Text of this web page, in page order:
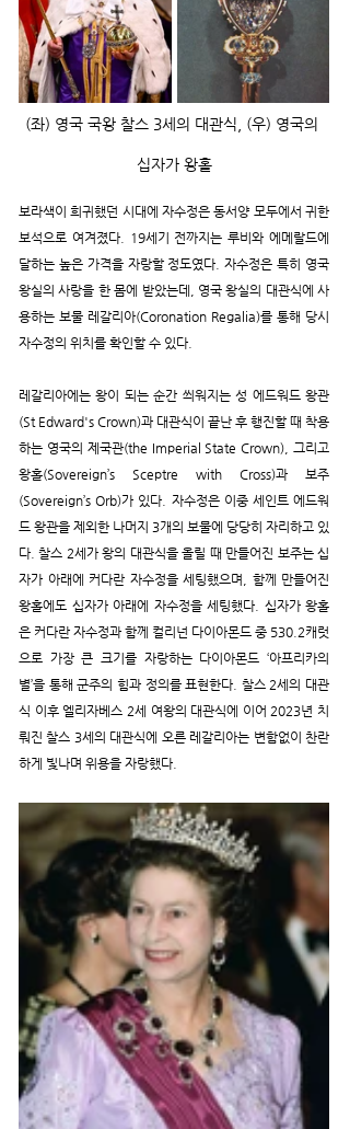
(좌) 영국 국왕 찰스 3세의 대관식, (우) 영국의
십자가 왕홀
보라색이 희귀했던 시대에 자수정은 동서양 모두에서 귀한
보석으로 여겨졌다. 19세기 전까지는 루비와 에메랄드에
달하는 높은 가격을 자랑할 정도였다. 자수정은 특히 영국
왕실의 사랑을 한 몸에 받았는데, 영국 왕실의 대관식에 사
용하는 보물 레갈리아(Coronation Regalia)를 통해 당시
자수정의 위치를 확인할 수 있다.
레갈리아에는 왕이 되는 순간 씌워지는 성 에드워드 왕관
(St Edward's Crown)과 대관식이 끝난 후 행진할 때 착용
하는 영국의 제국관(the Imperial State Crown), 그리고
왕홀(Sovereign’s Sceptre with Cross)과 보주
(Sovereign’s Orb)가 있다. 자수정은 이중 세인트 에드워
드 왕관을 제외한 나머지 3개의 보물에 당당히 자리하고 있
다. 찰스 2세가 왕의 대관식을 올릴 때 만들어진 보주는 십
자가 아래에 커다란 자수정을 세팅했으며, 함께 만들어진
왕홀에도 십자가 아래에 자수정을 세팅했다. 십자가 왕홀
은 커다란 자수정과 함께 컬리넌 다이아몬드 중 530.2캐럿
으로 가장 큰 크기를 자랑하는 다이아몬드 ‘아프리카의
별’을 통해 군주의 힘과 정의를 표현한다. 찰스 2세의 대관
식 이후 엘리자베스 2세 여왕의 대관식에 이어 2023년 치
뤄진 찰스 3세의 대관식에 오른 레갈리아는 변함없이 찬란
하게 빛나며 위용을 자랑했다.